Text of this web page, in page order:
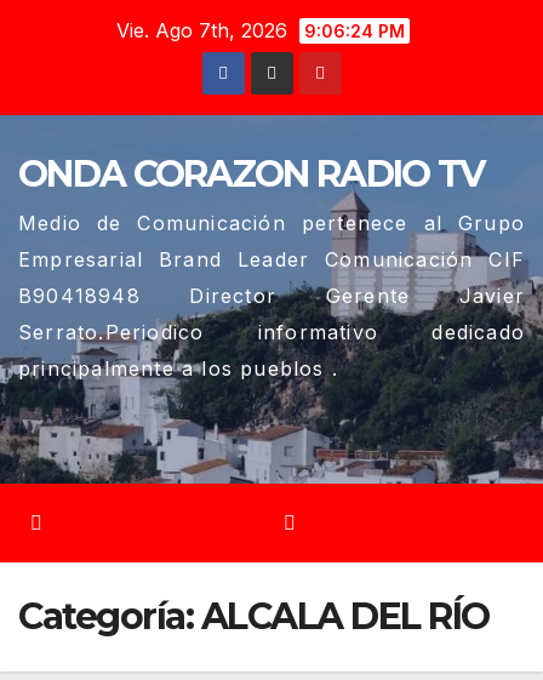
Vie. Ago 7th, 2026 9:06:26 PM
ONDA CORAZON RADIO TV
Medio de Comunicación pertenece al Grupo
Empresarial Brand Leader Comunicación CIF
B90418948 Director Gerente Javier
Serrato.Periodico informativo dedicado
principalmente a los pueblos .
Categoría:ALCALA DEL RÍO